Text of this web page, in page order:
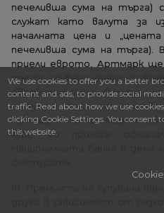
печеливша сума на търга)
служат като валута за
началната цена и
печеливша сума на търга).
приели еврото, Артмарк
търга, конвенционалния
евро/национална валута,
текущия търг от
Артмарк. Ако Артмарк не
курс, се прилага
18. Премията на купувача
We use cookies to offer you a better
content and ads, to provide social
traffic. Read about how we use
clicking Cookie Settings. You consent
this website.